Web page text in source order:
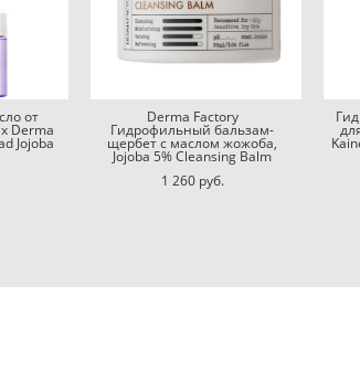
от
Derma
Jojoba
Derma Factory
Гидрофильный бальзам-
щербет с маслом жожоба,
Jojoba 5% Cleansing Balm
1 260 pуб.